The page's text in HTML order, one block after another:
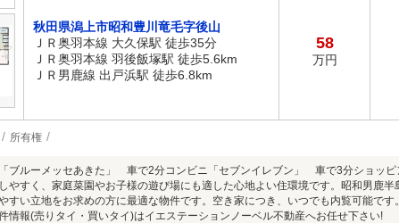
秋田県潟上市昭和豊川竜毛字後山
ＪＲ奥羽本線 大久保駅 徒歩35分
ＪＲ奥羽本線 羽後飯塚駅 徒歩5.6km
ＪＲ男鹿線 出戸浜駅 徒歩6.8km
58
万円
所有権
ブルーメッセあきた」 車で2分コンビニ「セブンイレブン」 車で3分ショッ
やすく、家庭菜園やお子様の遊び場にも適した心地よい住環境です。昭和男鹿
すい立地をお求めの方に最適な物件です。空き家につき、いつでも内覧可能で
情報(売りタイ・買いタイ)はイエステーションノーベル不動産へお任せ下さい!